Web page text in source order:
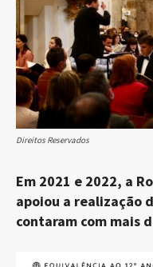
Direitos Reservados
Em 2021 e 2022, a
apoiou a realização
contaram com mais